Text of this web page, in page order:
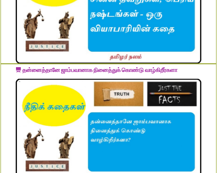
தன்னைத்தானே ஜாம்பவானாக நினைத்துக் கொண்டு வாழ்கிறீர்களா